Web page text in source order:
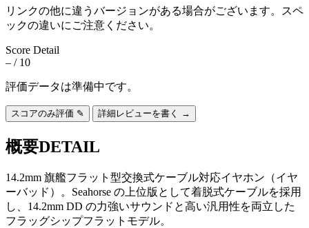
リンクの他に違うバージョンがある場合がございます。スペ
ックの違いにご注意ください。
Score Detail
– / 10
評価データは準備中です。
スコアのみ評価 ✎ 詳細レビューを書く →
概要DETAIL
14.2mm 旗艦フラット型交換式ケーブル対応イヤホン（イヤ
ーバッド）。Seahorse の上位版として着脱式ケーブルを採用
し、14.2mm DD の力強いサウンドと高い汎用性を両立した
フラッグシップフラットモデル。